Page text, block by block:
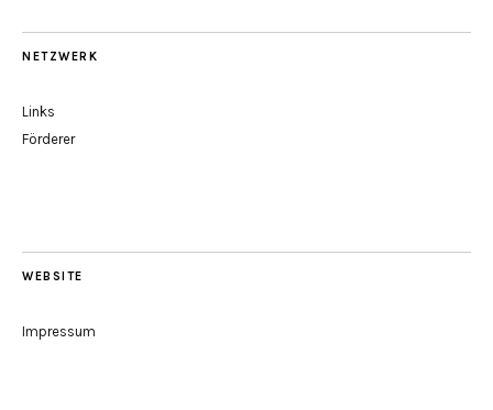
NETZWERK
Links
Förderer
WEBSITE
Impressum